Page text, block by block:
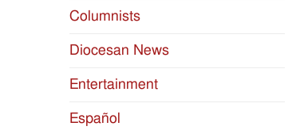
Columnists
Diocesan News
Entertainment
Español